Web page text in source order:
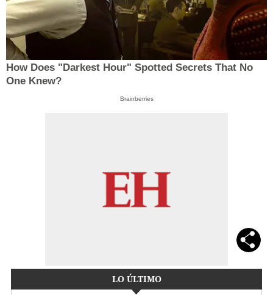
How Does "Darkest Hour" Spotted Secrets That No
One Knew?
Brainberries
LO ÚLTIMO